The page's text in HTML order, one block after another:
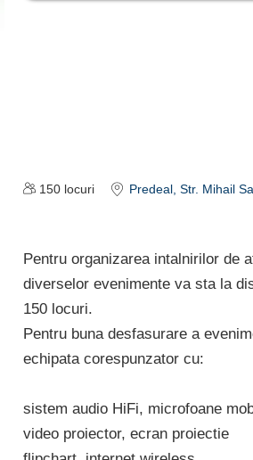
150 locuri Predeal , Str. Mihail
Pentru organizarea intalnirilor de
diverselor evenimente va sta la
150 locuri.
Pentru buna desfasurare a
echipata corespunzator cu:
sistem audio HiFi, microfoane
video proiector, ecran proiectie